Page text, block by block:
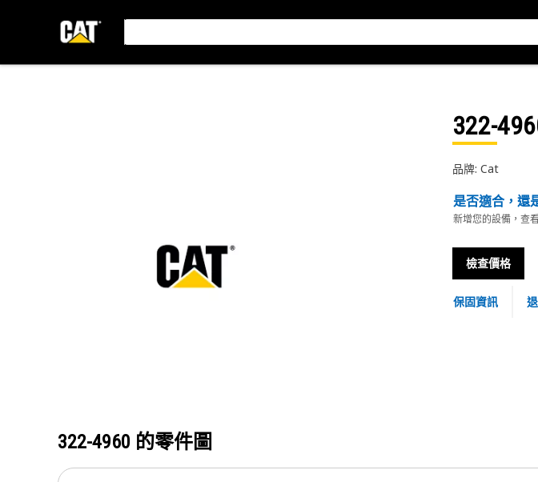
322-
品牌: Cat
是否適合，還
新增您的設備，查
檢查價格
保固資訊
322-4960 的零件圖